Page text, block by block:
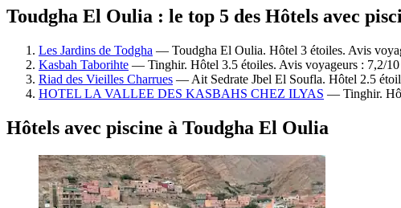
Toudgha El Oulia : le top 5 des Hôtels avec
Les Jardins de Todgha — Toudgha El Oulia. Hôtel 3 étoiles. Avis
Kasbah Taborihte — Tinghir. Hôtel 3.5 étoiles. Avis voyageurs : 7,2/
Riad des Vieilles Charrues — Ait Sedrate Jbel El Soufla. Hôtel 2.5
HOTEL LA VALLEE DES KASBAHS CHEZ ILYAS — Tinghir.
Hôtels avec piscine à Toudgha El Oulia